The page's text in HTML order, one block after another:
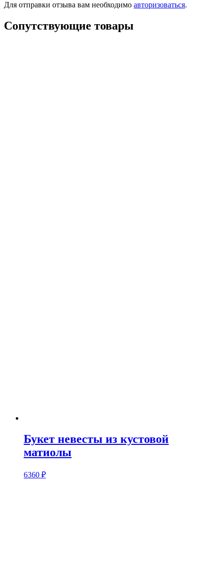
Для отправки отзыва вам необходимо авторизоваться.
Сопутствующие товары
Букет невесты из кустовой
матиолы
6360 ₽